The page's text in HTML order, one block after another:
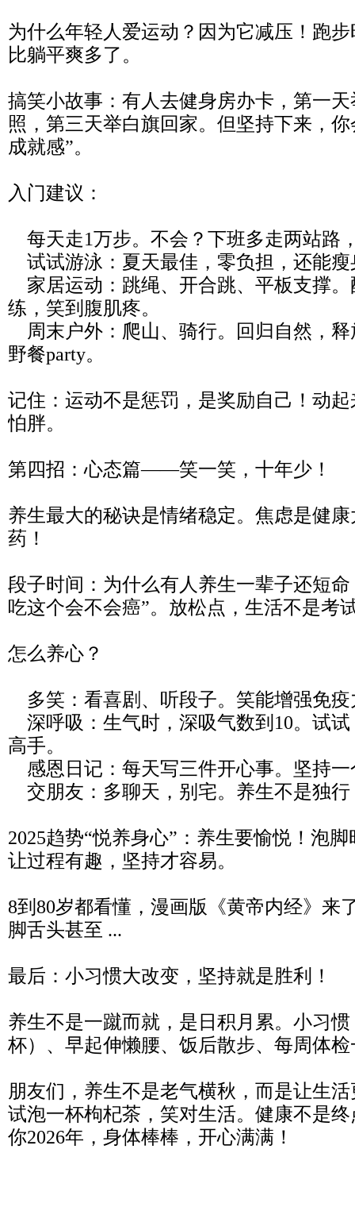
为什么年轻人爱运动？因为它减压！跑
比躺平爽多了。
搞笑小故事：有人去健身房办卡，第一
照，第三天举白旗回家。但坚持下来，
成就感”。
入门建议：
每天走1万步。不会？下班多走两站路
试试游泳：夏天最佳，零负担，还能瘦
家居运动：跳绳、开合跳、平板支撑
练，笑到腹肌疼。
周末户外：爬山、骑行。回归自然，
野餐party。
记住：运动不是惩罚，是奖励自己！动
怕胖。
第四招：心态篇——笑一笑，十年少！
养生最大的秘诀是情绪稳定。焦虑是健
药！
段子时间：为什么有人养生一辈子还短
吃这个会不会癌”。放松点，生活不是考
怎么养心？
多笑：看喜剧、听段子。笑能增强免疫
深呼吸：生气时，深吸气数到10。试
高手。
感恩日记：每天写三件开心事。坚持一
交朋友：多聊天，别宅。养生不是独行
2025趋势“悦养身心”：养生要愉悦！泡
让过程有趣，坚持才容易。
8到80岁都看懂，漫画版《黄帝内经》来
脚舌头甚至 ...
最后：小习惯大改变，坚持就是胜利！
养生不是一蹴而就，是日积月累。小习
杯）、早起伸懒腰、饭后散步、每周体
朋友们，养生不是老气横秋，而是让生
试泡一杯枸杞茶，笑对生活。健康不是
你2026年，身体棒棒，开心满满！